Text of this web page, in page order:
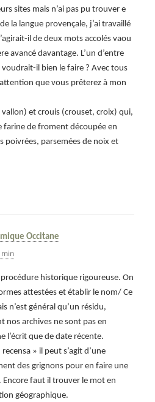
sites mais n’ai pas pu trouver e
la langue provençale, j’ai travaillé
il de deux mots accolés vaou
avancé davantage. L’un d’entre
voudrait-il bien le faire ? Avec tous
que vous prêterez à mon
et crouis (crouset, croix) qui,
farine de froment découpée en
poivrées, parsemées de noix et
Occitane
min
historique rigoureuse. On
attestées et établir le nom/ Ce
n’est général qu’un résidu,
nos archives ne sont pas en
l’écrit que de date récente.
recensa » il peut s’agit d’une
des grignons pour en faire une
Encore faut il trouver le mot en
géographique.